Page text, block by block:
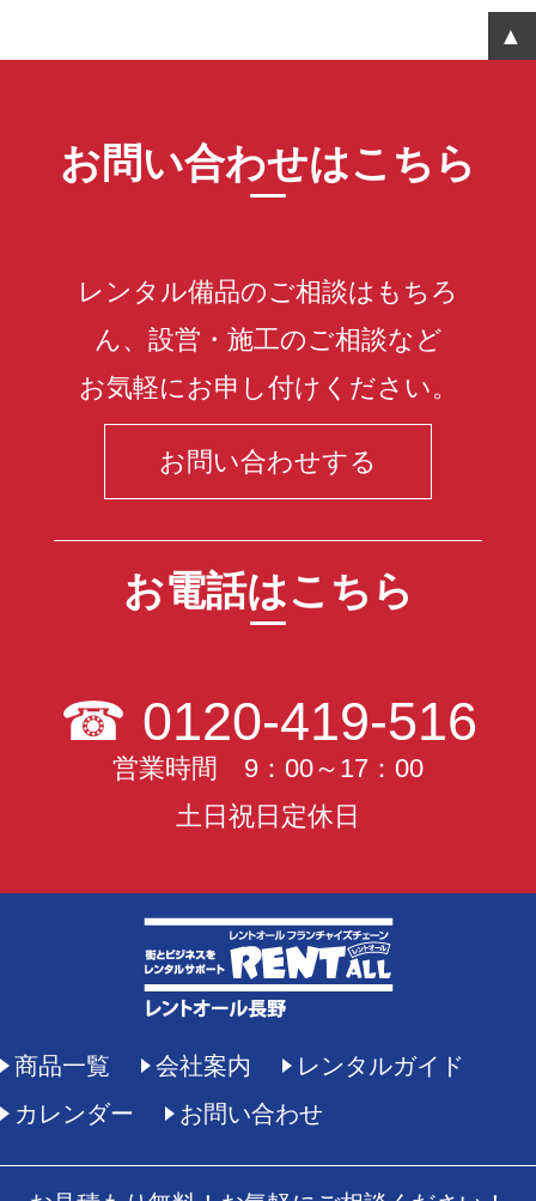
お問い合わせはこちら
レンタル備品のご相談はもちろ
ん、設営・施工のご相談など
お気軽にお申し付けください。
お問い合わせする
お電話はこちら
☎ 0120-419-516
営業時間 9：00～17：00
土日祝日定休日
商品一覧 会社案内
レンタルガイド
カレンダー
お問い合わせ